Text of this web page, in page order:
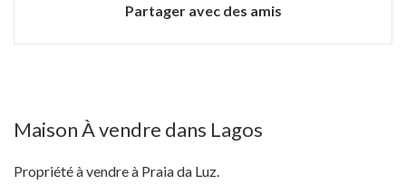
Partager avec des amis
Maison À vendre dans Lagos
Propriété à vendre à Praia da Luz.